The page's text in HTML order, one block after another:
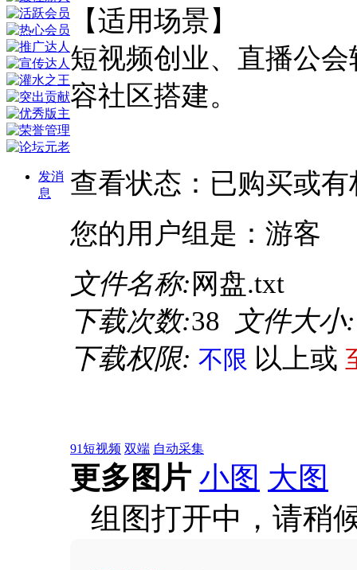
发消
息
【适用场景】
短视频创业、直播公
容社区搭建。
查看状态：已购买或有
您的用户组是：游客
文件名称: 网盘.txt
下载次数:38 文件大小:
下载权限: 不限 以上或
91短视频 双端 自动采集
更多图片 小图 大图
组图打开中，请稍